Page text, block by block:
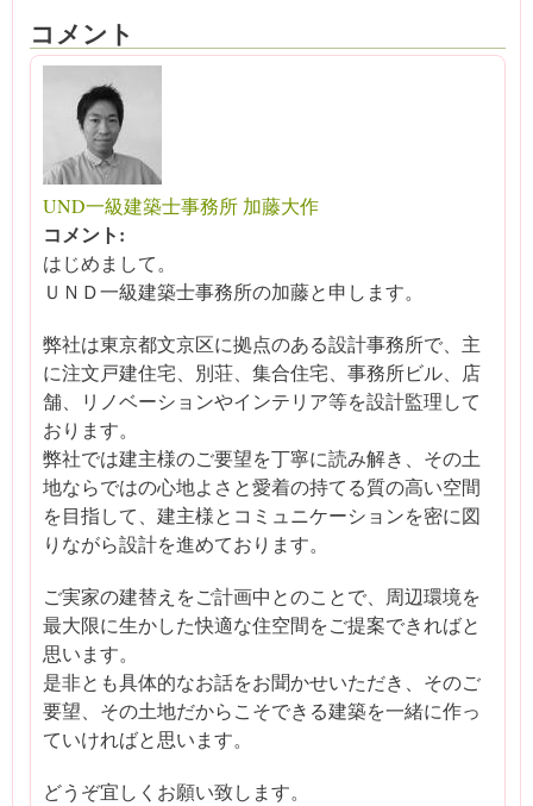
コメント
UND一級建築士事務所 加藤大作
コメント:
はじめまして。
ＵＮＤ一級建築士事務所の加藤と申します。
弊社は東京都文京区に拠点のある設計事務所で、主
に注文戸建住宅、別荘、集合住宅、事務所ビル、店
舗、リノベーションやインテリア等を設計監理して
おります。
弊社では建主様のご要望を丁寧に読み解き、その土
地ならではの心地よさと愛着の持てる質の高い空間
を目指して、建主様とコミュニケーションを密に図
りながら設計を進めております。
ご実家の建替えをご計画中とのことで、周辺環境を
最大限に生かした快適な住空間をご提案できればと
思います。
是非とも具体的なお話をお聞かせいただき、そのご
要望、その土地だからこそできる建築を一緒に作っ
ていければと思います。
どうぞ宜しくお願い致します。